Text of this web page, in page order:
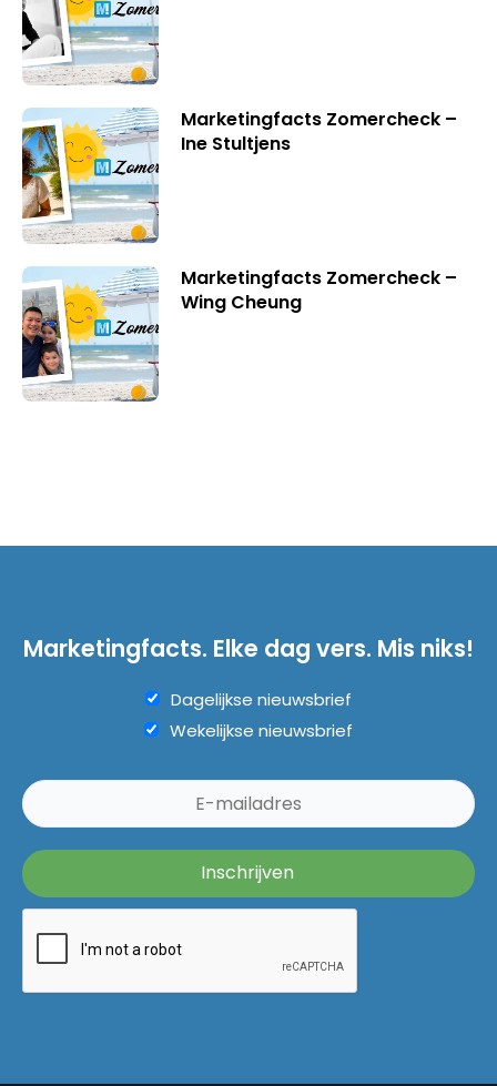
Marketingfacts Zomercheck –
Ine Stultjens
Marketingfacts Zomercheck –
Wing Cheung
Marketingfacts. Elke dag vers. Mis niks!
Dagelijkse nieuwsbrief
Wekelijkse nieuwsbrief